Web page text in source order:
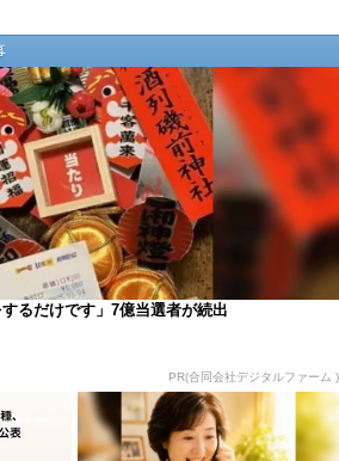
るだけです」7億当選者が続出
PR(合同会社デジタルファーム )